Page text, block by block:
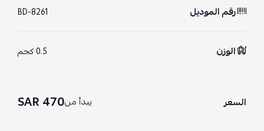
رقم الموديل BD-8261
الوزن 0.5 كجم
السعر يبدأ من470 SAR